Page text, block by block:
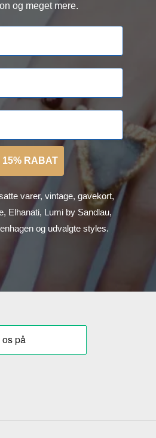
og meget mere.
15% RABAT
varer, vintage, gavekort,
Elhanati, Lumi by Sandlau,
og udvalgte styles.